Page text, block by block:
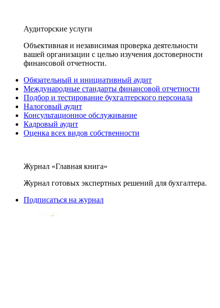
Аудиторские услуги
Объективная и независимая проверка деятельности
вашей организации с целью изучения достоверности
финансовой отчетности.
Обязательный и инициативный аудит
Международные стандарты финансовой отчетности
Подбор и тестирование бухгалтерского персонала
Налоговый аудит
Консультационное обслуживание
Кадровый аудит
Оценка всех видов собственности
Журнал «Главная книга»
Журнал готовых экспертных решений для бухгалтера.
Подписаться на журнал